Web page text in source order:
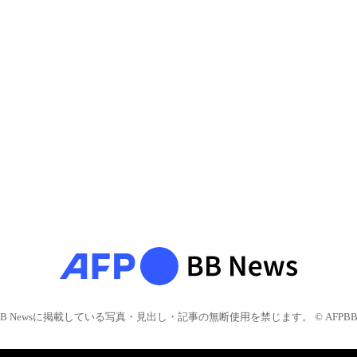
Newsに掲載している写真・見出し・記事の無断使用を禁じます。 © AFPBB